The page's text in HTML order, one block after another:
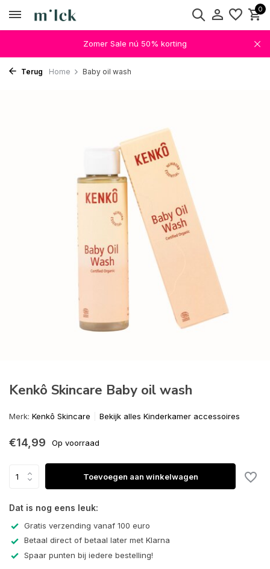
0
Zomer Sale nú 50% korting
Terug Home Baby oil wash
Kenkô Skincare Baby oil wash
Merk: Kenkô Skincare Bekijk alles Kinderkamer accessoires
€14,99 Op voorraad
Toevoegen aan winkelwagen
Dat is nog eens leuk:
Gratis verzending vanaf 100 euro
Betaal direct of betaal later met Klarna
Spaar punten bij iedere bestelling!